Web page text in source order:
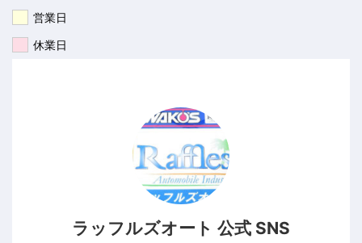
営業日
休業日
ラッフルズオート 公式 SNS